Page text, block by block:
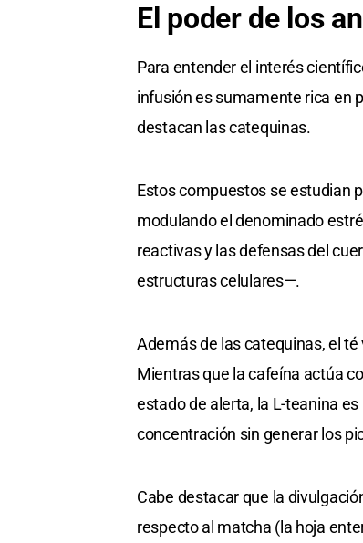
El poder de los
Para entender el interés
infusión es sumamente rica en
destacan las catequinas.
Estos compuestos se estudian
modulando el denominado
reactivas y las defensas del
estructuras celulares—.
Además de las catequinas, el
Mientras que la cafeína actúa
estado de alerta, la L-teanina
concentración sin generar los
Cabe destacar que la
respecto al matcha (la hoja